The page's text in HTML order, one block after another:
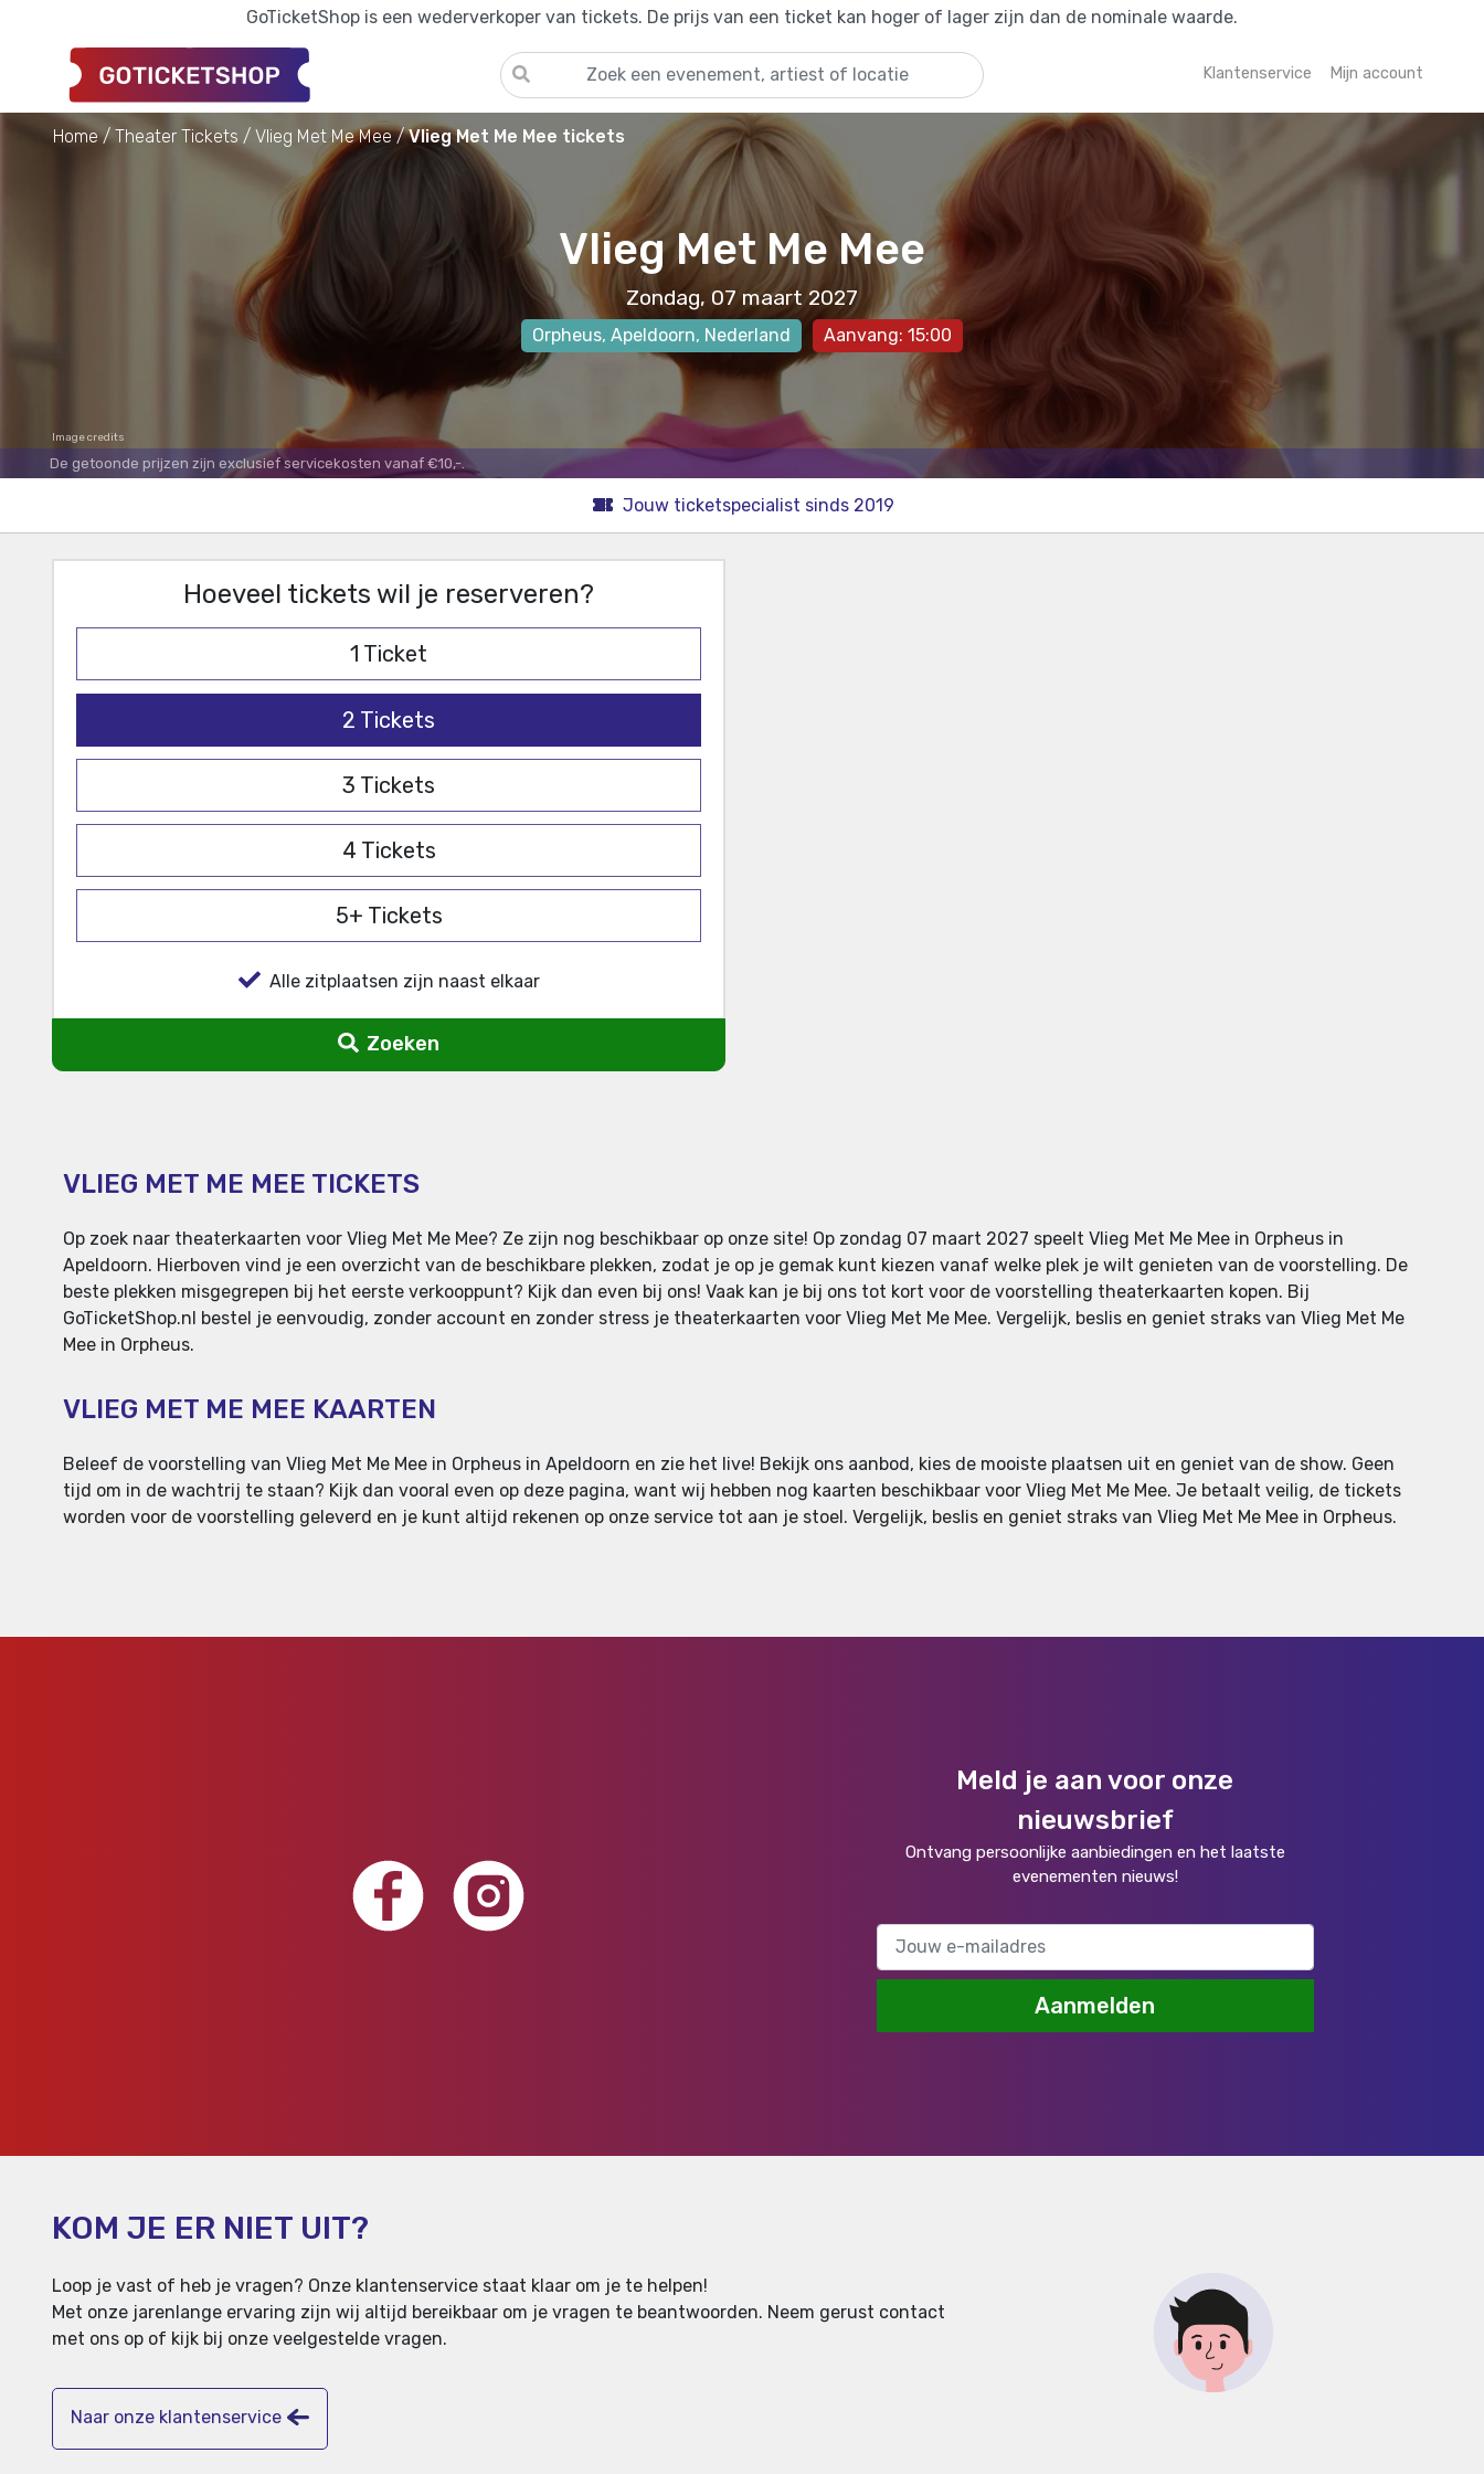
GoTicketShop is een wederverkoper van tickets. De prijs van een ticket kan hoger of lager zijn dan de nominale waarde.
Klantenservice Mijn account
Home Theater Tickets Vlieg Met Me Mee Vlieg Met Me Mee tickets
Vlieg Met Me Mee
Zondag, 07 maart 2027
Orpheus, Apeldoorn, Nederland Aanvang: 15:00
Image credits
De getoonde prijzen zijn exclusief servicekosten vanaf €10,-.
Jouw ticketspecialist sinds 2019
Hoeveel tickets wil je reserveren?
1 Ticket
2 Tickets
3 Tickets
4 Tickets
5+ Tickets
Alle zitplaatsen zijn naast elkaar
Zoeken
VLIEG MET ME MEE TICKETS
Op zoek naar theaterkaarten voor Vlieg Met Me Mee? Ze zijn nog beschikbaar op onze site! Op zondag 07 maart 2027 speelt Vlieg Met Me Mee in Orpheus in
Apeldoorn. Hierboven vind je een overzicht van de beschikbare plekken, zodat je op je gemak kunt kiezen vanaf welke plek je wilt genieten van de voorstelling. De
beste plekken misgegrepen bij het eerste verkooppunt? Kijk dan even bij ons! Vaak kan je bij ons tot kort voor de voorstelling theaterkaarten kopen. Bij
GoTicketShop.nl bestel je eenvoudig, zonder account en zonder stress je theaterkaarten voor Vlieg Met Me Mee. Vergelijk, beslis en geniet straks van Vlieg Met Me
Mee in Orpheus.
VLIEG MET ME MEE KAARTEN
Beleef de voorstelling van Vlieg Met Me Mee in Orpheus in Apeldoorn en zie het live! Bekijk ons aanbod, kies de mooiste plaatsen uit en geniet van de show. Geen
tijd om in de wachtrij te staan? Kijk dan vooral even op deze pagina, want wij hebben nog kaarten beschikbaar voor Vlieg Met Me Mee. Je betaalt veilig, de tickets
worden voor de voorstelling geleverd en je kunt altijd rekenen op onze service tot aan je stoel. Vergelijk, beslis en geniet straks van Vlieg Met Me Mee in Orpheus.
Meld je aan voor onze
nieuwsbrief
Ontvang persoonlijke aanbiedingen en het laatste
evenementen nieuws!
Aanmelden
KOM JE ER NIET UIT?
Loop je vast of heb je vragen? Onze klantenservice staat klaar om je te helpen!
Met onze jarenlange ervaring zijn wij altijd bereikbaar om je vragen te beantwoorden. Neem gerust contact
met ons op of kijk bij onze veelgestelde vragen.
Naar onze klantenservice